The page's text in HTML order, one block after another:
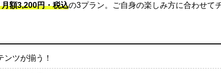
額3,200円・税込の3プラン。ご自身の楽しみ方に合わせて
ツが揃う！